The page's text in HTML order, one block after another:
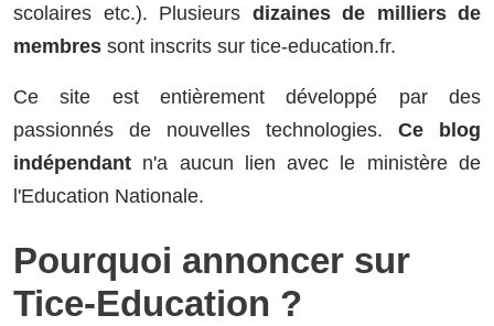
scolaires etc.). Plusieurs dizaines de milliers de
membres sont inscrits sur tice-education.fr.
Ce site est entièrement développé par des
passionnés de nouvelles technologies. Ce blog
indépendant n'a aucun lien avec le ministère de
l'Education Nationale.
Pourquoi annoncer sur
Tice-Education ?